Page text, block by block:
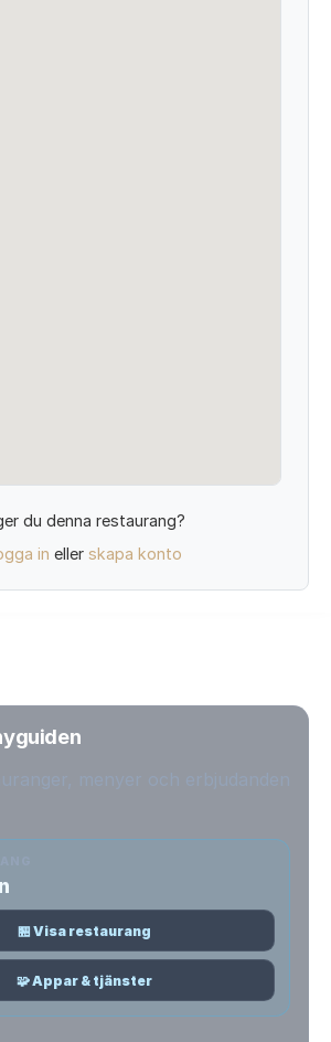
du denna restaurang?
in eller skapa konto
🏪 Visa restaurang
🧩 Appar & tjänster